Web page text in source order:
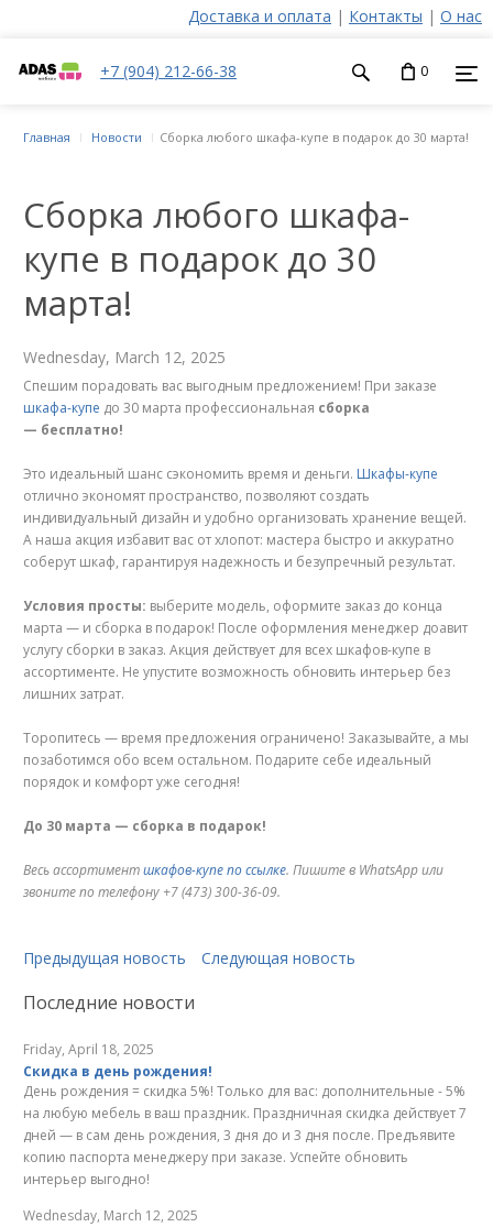
Доставка и оплата | Контакты | О нас
+7 (904) 212-66-38 0
Последние новости
Friday, April 18, 2025
Скидка в день рождения!
День рождения = скидка 5%! Только для вас: дополнительные - 5%
на любую мебель в ваш праздник. Праздничная скидка действует 7
дней — в сам день рождения, 3 дня до и 3 дня после. Предъявите
копию паспорта менеджеру при заказе. Успейте обновить
интерьер выгодно!
Wednesday, March 12, 2025
Главная Новости Сборка любого шкафа-купе в подарок до 30 марта!
Сборка любого шкафа-
купе в подарок до 30
марта!
Wednesday, March 12, 2025
Спешим порадовать вас выгодным предложением! При заказе
шкафа-купе до 30 марта профессиональная сборка
— бесплатно!
Это идеальный шанс сэкономить время и деньги. Шкафы-купе
отлично экономят пространство, позволяют создать
индивидуальный дизайн и удобно организовать хранение вещей.
А наша акция избавит вас от хлопот: мастера быстро и аккуратно
соберут шкаф, гарантируя надежность и безупречный результат.
Условия просты: выберите модель, оформите заказ до конца
марта — и сборка в подарок! После оформления менеджер доавит
услугу сборки в заказ. Акция действует для всех шкафов-купе в
ассортименте. Не упустите возможность обновить интерьер без
лишних затрат.
Торопитесь — время предложения ограничено! Заказывайте, а мы
позаботимся обо всем остальном. Подарите себе идеальный
порядок и комфорт уже сегодня!
До 30 марта — сборка в подарок!
Весь ассортиментшкафов-купе по ссылке. Пишите в WhatsApp или
звоните по телефону +7 (473) 300-36-09.
Предыдущая новость Следующая новость